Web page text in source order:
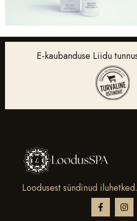
E-kaubanduse Liidu
Loodusest sündinud iluhetked.